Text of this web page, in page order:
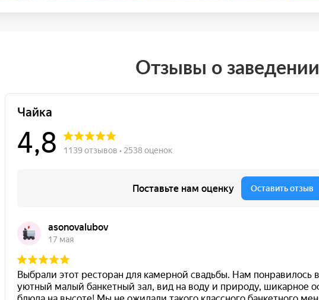
Отзывы о заведении